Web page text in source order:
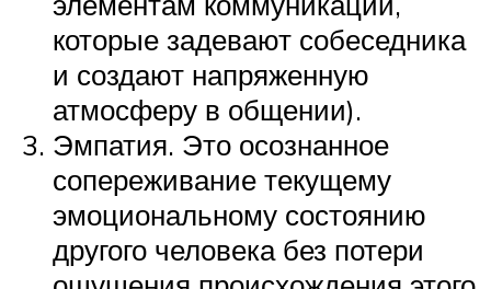
которые задевают собеседника
и создают напряженную
атмосферу в общении).
Эмпатия. Это осознанное
сопереживание текущему
эмоциональному состоянию
другого человека без потери